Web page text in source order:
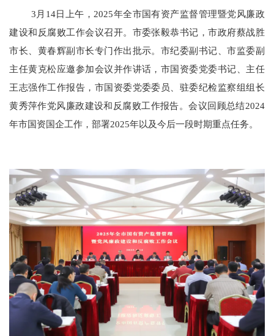
3月14日上午，2025年全市国有资产监督管理暨党风廉政
建设和反腐败工作会议召开。市委张毅恭书记，市政府蔡战胜
市长、黄春辉副市长专门作出批示。市纪委副书记、市监委副
主任黄克松应邀参加会议并作讲话，市国资委党委书记、主任
王志强作工作报告，市国资委党委委员、驻委纪检监察组组长
黄秀萍作党风廉政建设和反腐败工作报告。会议回顾总结2024
年市国资国企工作，部署2025年以及今后一段时期重点任务。